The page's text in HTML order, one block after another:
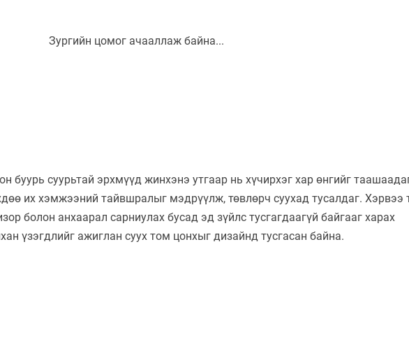
буурь суурьтай эрхмүүд жинхэнэ утгаар нь хүчирхэг хар өнгийг
их хэмжээний тайвшралыг мэдрүүлж, төвлөрч суухад тусалдаг. Хэрвээ
болон анхаарал сарниулах бусад эд зүйлс тусгагдаагүй байгааг харах
үзэгдлийг ажиглан суух том цонхыг дизайнд тусгасан байна.